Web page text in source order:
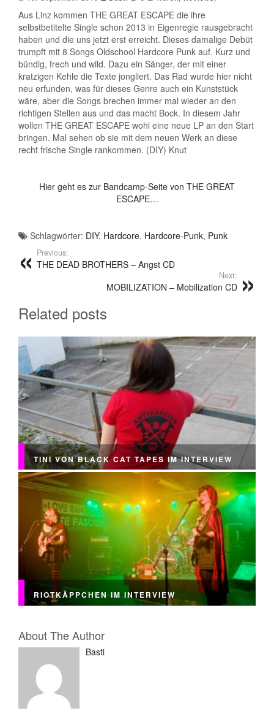
Aus Linz kommen THE GREAT ESCAPE die ihre
selbstbetitelte Single schon 2013 in Eigenregie rausgebracht
haben und die uns jetzt erst erreicht. Dieses damalige Debüt
trumpft mit 8 Songs Oldschool Hardcore Punk auf. Kurz und
bündig, frech und wild. Dazu ein Sänger, der mit einer
kratzigen Kehle die Texte jongliert. Das Rad wurde hier nicht
neu erfunden, was für dieses Genre auch ein Kunststück
wäre, aber die Songs brechen immer mal wieder an den
richtigen Stellen aus und das macht Bock. In diesem Jahr
wollen THE GREAT ESCAPE wohl eine neue LP an den Start
bringen. Mal sehen ob sie mit dem neuen Werk an diese
recht frische Single rankommen. (DIY) Knut
Hier geht es zur Bandcamp-Seite von THE GREAT
ESCAPE…
Schlagwörter: DIY, Hardcore, Hardcore-Punk, Punk
Previous:
THE DEAD BROTHERS – Angst CD
Next:
MOBILIZATION – Mobilization CD
Related posts
TINI VON BLACK CAT TAPES IM INTERVIEW
RIOTKÄPPCHEN IM INTERVIEW
About The Author
Basti